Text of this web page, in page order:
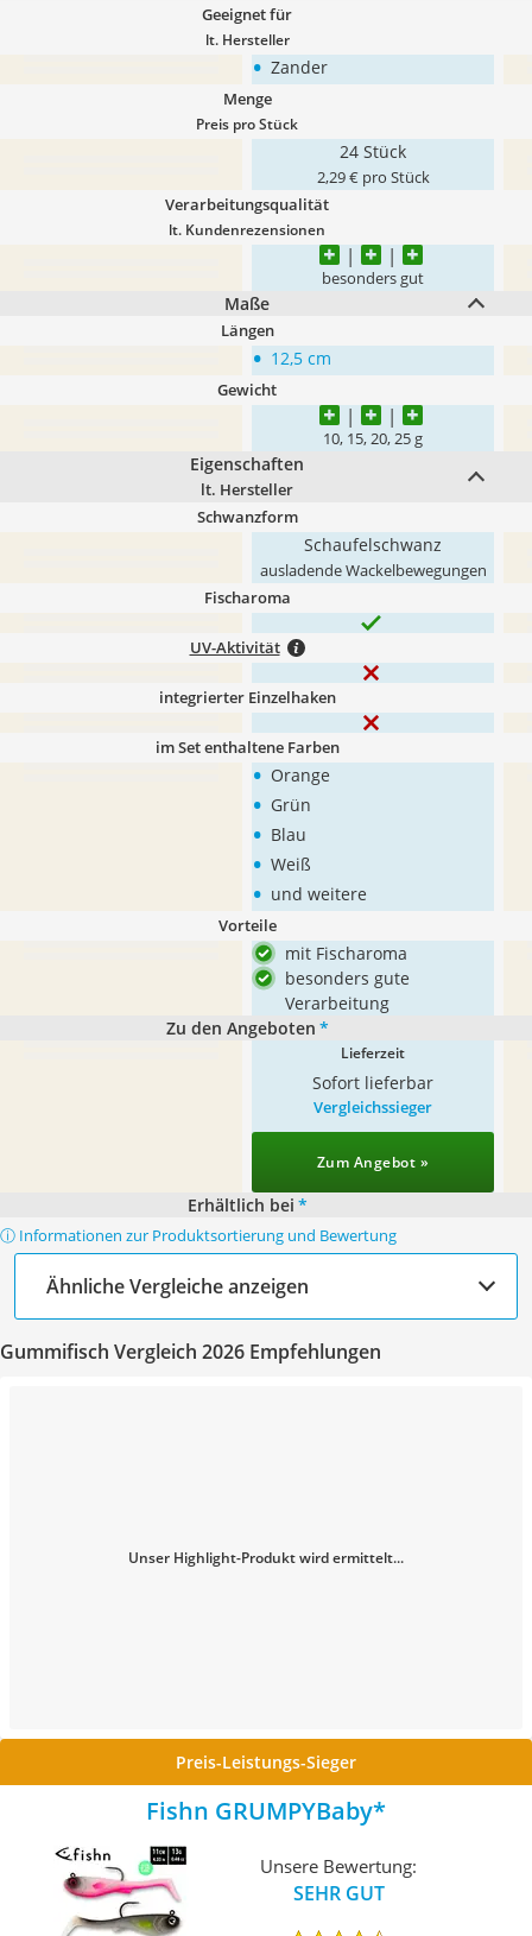
Geeignet für
lt. Hersteller
• Zander
Menge
Preis pro Stück
24 Stück
2,29 € pro Stück
Verarbeitungsqualität
lt. Kundenrezensionen
besonders gut
Maße
Längen
• 12,5 cm
Gewicht
10, 15, 20, 25 g
Eigenschaften
lt. Hersteller
Schwanzform
Schaufelschwanz
ausladende Wackelbewegungen
Fischaroma
UV-Aktivität
integrierter Einzelhaken
im Set enthaltene Farben
• Orange
• Grün
• Blau
• Weiß
• und weitere
Vorteile
mit Fischaroma
besonders gute
Verarbeitung
Zu den Angeboten *
Lieferzeit
Sofort lieferbar
Vergleichssieger
Zum Angebot »
Erhältlich bei *
ⓘ Informationen zur Produktsortierung und Bewertung
Ähnliche Vergleiche anzeigen
Gummifisch Vergleich 2026 Empfehlungen
Unser Highlight-Produkt wird ermittelt...
Preis-Leistungs-Sieger
Fishn GRUMPYBaby
Unsere Bewertung:
SEHR GUT